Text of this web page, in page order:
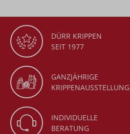
DÜRR KRIPPEN
SEIT 1977
GANZJÄHRIGE
KRIPPENAUSSTELLUNG
INDIVIDUELLE
BERATUNG